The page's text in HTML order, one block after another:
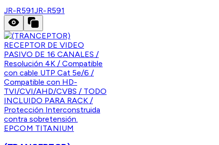
JR-R591JR-R591
EPCOM TITANIUM